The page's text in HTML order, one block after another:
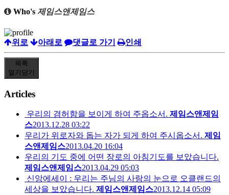
Who's 제임스앤제임스
위로 아래로 댓글로 가기 인쇄
목록
열기 닫기
Articles
우리의 겸허함을 보이게 하여 주옵소서. 제임스앤제임
스2013.12.28 03:22
우리가 위로자와 돕는 자가 되게 하여 주시옵소서. 제임
스앤제임스2013.04.20 16:04
우리의 기도 중에 어떤 장로의 아침기도를 보았습니다.
제임스앤제임스2013.04.29 05:03
신앙에세이 : 우리는 주님의 사랑의 눈으로 오클랜드의
세상을 보았습니다. 제임스앤제임스2013.12.14 05:09